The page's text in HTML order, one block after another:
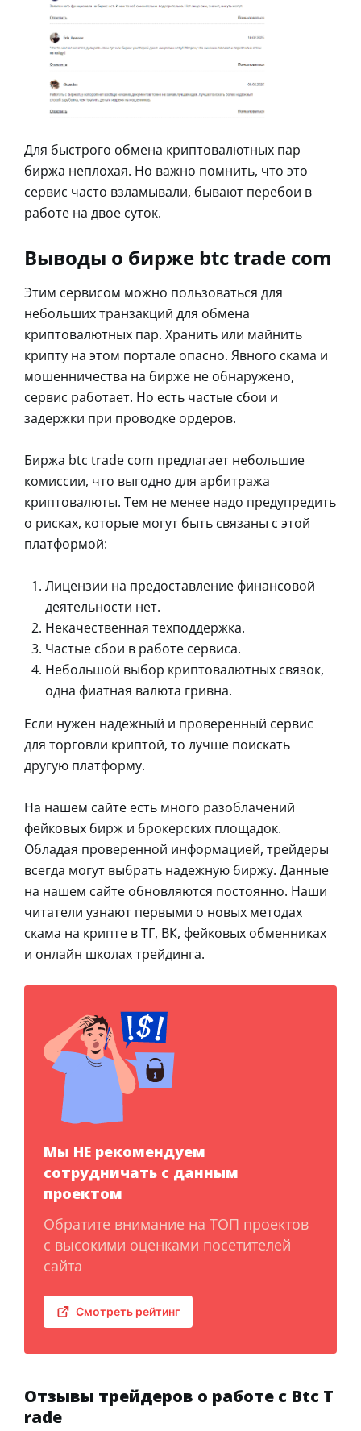
Для быстрого обмена криптовалютных пар
биржа неплохая. Но важно помнить, что это
сервис часто взламывали, бывают перебои в
работе на двое суток.
Выводы о бирже btc trade com
Этим сервисом можно пользоваться для
небольших транзакций для обмена
криптовалютных пар. Хранить или майнить
крипту на этом портале опасно. Явного скама и
мошенничества на бирже не обнаружено,
сервис работает. Но есть частые сбои и
задержки при проводке ордеров.
Биржа btc trade com предлагает небольшие
комиссии, что выгодно для арбитража
криптовалюты. Тем не менее надо предупредить
о рисках, которые могут быть связаны с этой
платформой:
Лицензии на предоставление финансовой
деятельности нет.
Некачественная техподдержка.
Частые сбои в работе сервиса.
Небольшой выбор криптовалютных связок,
одна фиатная валюта гривна.
Если нужен надежный и проверенный сервис
для торговли криптой, то лучше поискать
другую платформу.
На нашем сайте есть много разоблачений
фейковых бирж и брокерских площадок.
Обладая проверенной информацией, трейдеры
всегда могут выбрать надежную биржу. Данные
на нашем сайте обновляются постоянно. Наши
читатели узнают первыми о новых методах
скама на крипте в ТГ, ВК, фейковых обменниках
и онлайн школах трейдинга.
Мы НЕ рекомендуем
сотрудничать с данным
проектом
Обратите внимание на ТОП проектов
с высокими оценками посетителей
сайта
Смотреть рейтинг
Отзывы трейдеров о работе с Btc T
rade